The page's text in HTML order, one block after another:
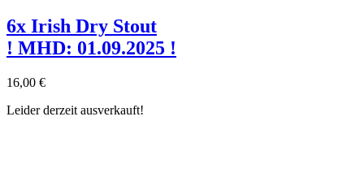
6x Irish Dry Stout
! MHD: 01.09.2025 !
16,00 €
Leider derzeit ausverkauft!